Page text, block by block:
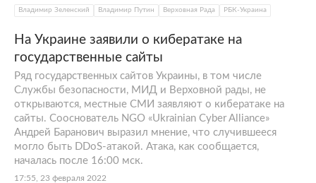
Владимир Зеленский Владимир Путин Верховная Рада РБК-Украина
На Украине заявили о кибератаке на
государственные сайты
Ряд государственных сайтов Украины, в том числе
Службы безопасности, МИД и Верховной рады, не
открываются, местные СМИ заявляют о кибератаке на
сайты. Сооснователь NGO «Ukrainian Cyber Alliance»
Андрей Баранович выразил мнение, что случившееся
могло быть DDoS-атакой. Атака, как сообщается,
началась после 16:00 мск.
17:55, 23 февраля 2022